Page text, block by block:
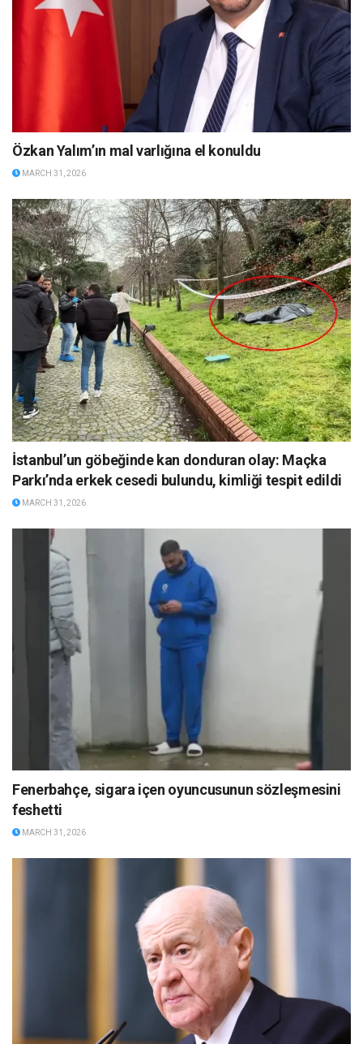
Özkan Yalım’ın mal varlığına el konuldu
MARCH 31, 2026
İstanbul’un göbeğinde kan donduran olay: Maçka
Parkı’nda erkek cesedi bulundu, kimliği tespit edildi
MARCH 31, 2026
Fenerbahçe, sigara içen oyuncusunun sözleşmesini
feshetti
MARCH 31, 2026